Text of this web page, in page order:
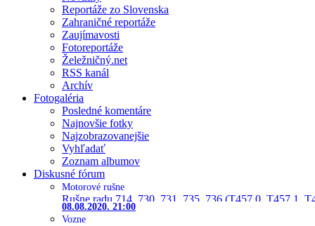
Reportáže zo Slovenska
Zahraničné reportáže
Zaujímavosti
Fotoreportáže
Želežničný.net
RSS kanál
Archív
Fotogaléria
Posledné komentáre
Najnovšie fotky
Najzobrazovanejšie
Vyhľadať
Zoznam albumov
Diskusné fórum
Motorové rušne
Rušne radu 714, 730, 731, 735, 736 (T457.0, T457.1,
08.08.2020. 21:00
Vozne